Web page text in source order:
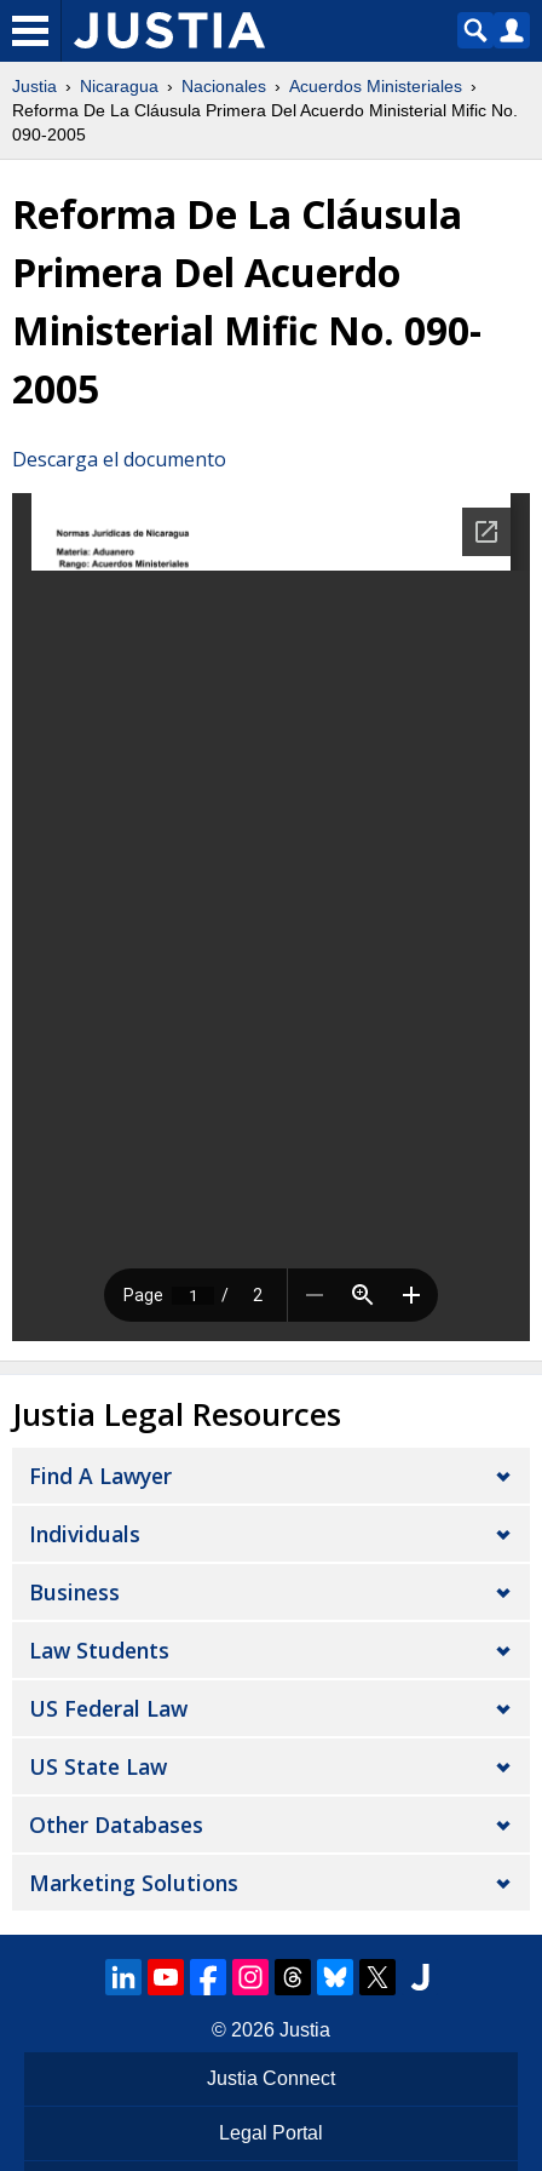
Justia Nicaragua Nacionales
Acuerdos Ministeriales
Reforma De La Cláusula Primera Del Acuerdo Ministerial Mific No.
090-2005
Reforma De La Cláusula
Primera Del Acuerdo
Ministerial Mific No. 090-
2005
Descarga el documento
Justia Legal Resources
Find A Lawyer
Individuals
Business
Law Students
US Federal Law
US State Law
Other Databases
Marketing Solutions
© 2026 Justia
Justia Connect
Legal Portal